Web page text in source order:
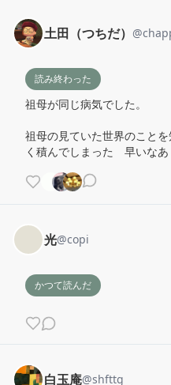
土田（つちだ） @
読み終わった
祖母が同じ病気でした。
祖母の見ていた世界のこと
く積んでしまった　早いなあ
光@copi
かつて読んだ
白玉庵@shfttg